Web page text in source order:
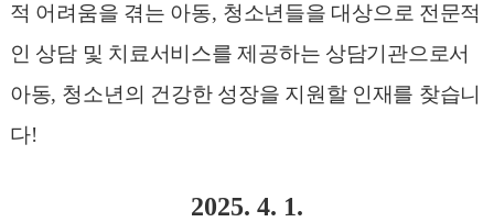
적 어려움을 겪는 아동, 청소년들을 대상으로 전문적
인 상담 및 치료서비스를 제공하는 상담기관으로서
아동, 청소년의 건강한 성장을 지원할 인재를 찾습니
다!
2025. 4. 1.